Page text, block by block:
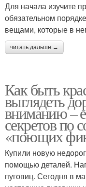
Для начала изучите
обязательном
вещами, которые в
читать дальше →
Как быть
выглядеть
вниманию –
секретов по
«поющих
Купили новую
помощью деталей.
пуговиц. Сегодня в